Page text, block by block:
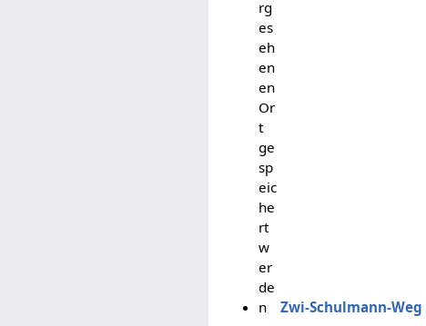
rg
es
eh
en
en
Or
t
ge
sp
eic
he
rt
w
er
de
n
Zwi-Schulmann-Weg